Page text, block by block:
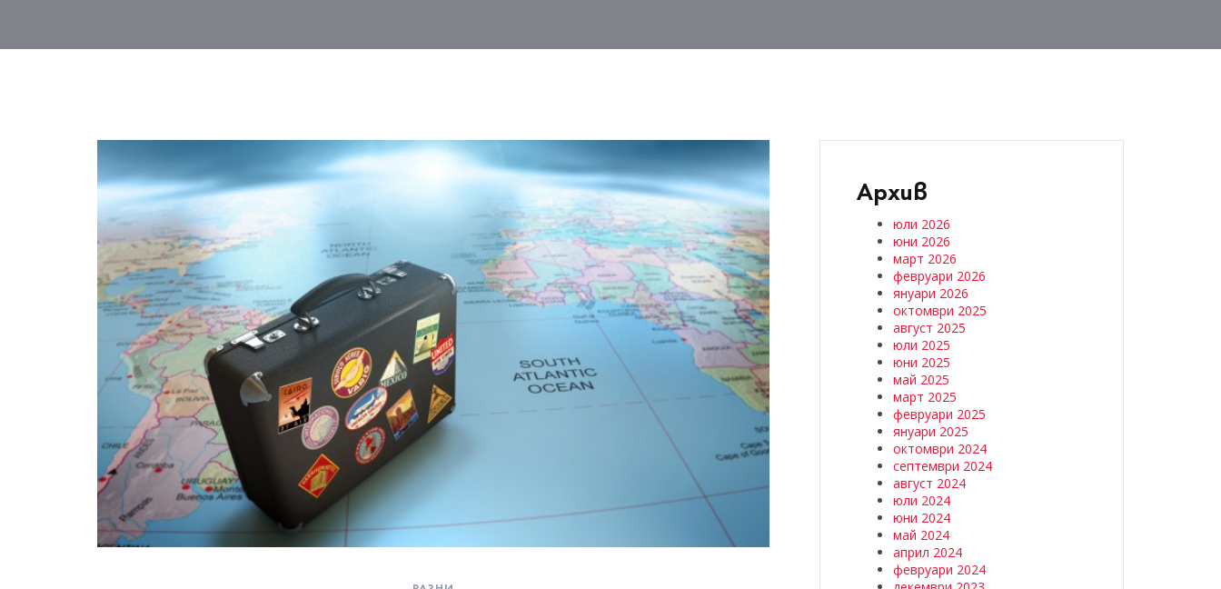
Архив
юли 2026
юни 2026
март 2026
февруари 2026
януари 2026
октомври 2025
август 2025
юли 2025
юни 2025
май 2025
март 2025
февруари 2025
януари 2025
октомври 2024
септември 2024
август 2024
юли 2024
юни 2024
май 2024
април 2024
февруари 2024